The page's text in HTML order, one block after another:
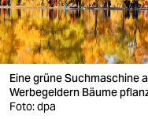
veranstaltungen
shop
fragen & hilfe
unterstützen
Eine grüne Suchmaschine
Werbegeldern Bäume
Foto: dpa